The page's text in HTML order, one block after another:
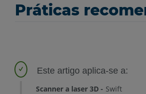
Práticas
Scanner a laser 3D Swift